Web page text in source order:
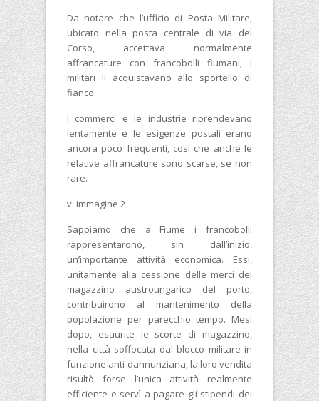
Da notare che l’ufficio di Posta Militare,
ubicato nella posta centrale di via del
Corso, accettava normalmente
affrancature con francobolli fiumani; i
militari li acquistavano allo sportello di
fianco.
I commerci e le industrie riprendevano
lentamente e le esigenze postali erano
ancora poco frequenti, così che anche le
relative affrancature sono scarse, se non
rare.
v. immagine 2
Sappiamo che a Fiume i francobolli
rappresentarono, sin dall’inizio,
un’importante attività economica. Essi,
unitamente alla cessione delle merci del
magazzino austroungarico del porto,
contribuirono al mantenimento della
popolazione per parecchio tempo. Mesi
dopo, esaurite le scorte di magazzino,
nella città soffocata dal blocco militare in
funzione anti-dannunziana, la loro vendita
risultò forse l’unica attività realmente
efficiente e servì a pagare gli stipendi dei